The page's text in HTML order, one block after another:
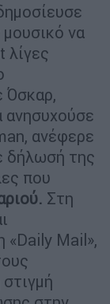
να
λίγες
Όσκαρ,
ανησυχούσε
ανέφερε
δήλωσή της
που
Στη
«Daily Mail»,